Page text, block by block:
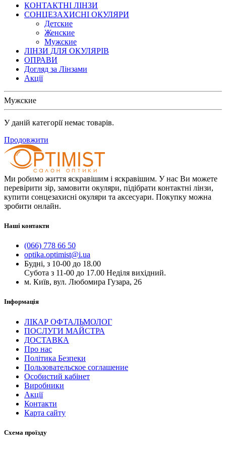
КОНТАКТНІ ЛІНЗИ
СОНЦЕЗАХИСНІ ОКУЛЯРИ
Детские
Женские
Мужские
ЛІНЗИ ДЛЯ ОКУЛЯРІВ
ОПРАВИ
Догляд за Лінзами
Акції
Мужские
У даній категорії немає товарів.
Продовжити
Ми робимо життя яскравішим і яскравішим. У нас Ви можете
перевірити зір, замовити окуляри, підібрати контактні лінзи,
купити сонцезахисні окуляри та аксесуари. Покупку можна
зробити онлайн.
Наші контакти
(066) 778 66 50
optika.optimist@i.ua
Будні, з 10-00 до 18.00
Субота з 11-00 до 17.00 Неділя вихідний.
м. Київ, вул. Любомира Гузара, 26
Інформація
ЛІКАР ОФТАЛЬМОЛОГ
ПОСЛУГИ МАЙСТРА
ДОСТАВКА
Про нас
Політика Безпеки
Пользовательское соглашение
Особистий кабінет
Виробники
Акції
Контакти
Карта сайту
Схема проїзду